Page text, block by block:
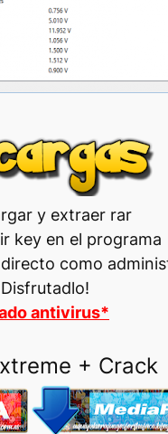
y extraer rar
key en el programa
como
!
antivirus*
+ Crack